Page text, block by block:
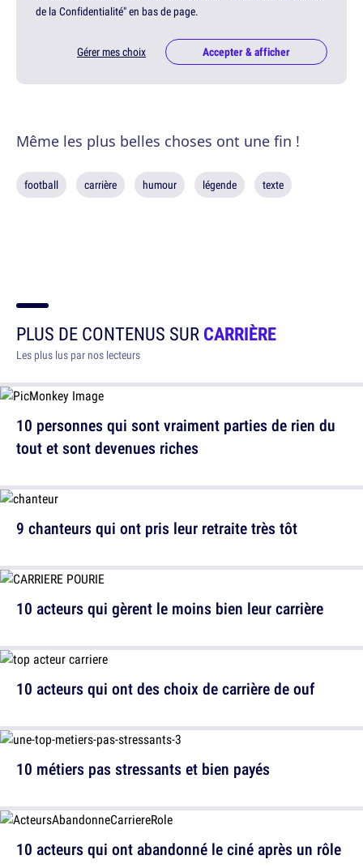
de la Confidentialité" en bas de page.
Gérer mes choix Accepter & afficher
Même les plus belles choses ont une fin !
football carrière humour légende texte
PLUS DE CONTENUS SURCARRIÈRE
Les plus lus par nos lecteurs
10 personnes qui sont vraiment parties de rien du
tout et sont devenues riches
10 acteurs qui gèrent le moins bien leur carrière
10 métiers pas stressants et bien payés
9 chanteurs qui ont pris leur retraite très tôt
10 acteurs qui ont des choix de carrière de ouf
10 acteurs qui ont abandonné le ciné après un rôle